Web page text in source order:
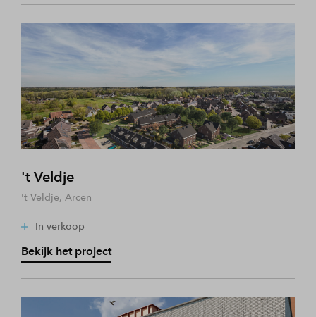
't Veldje
't Veldje, Arcen
In verkoop
Bekijk het project